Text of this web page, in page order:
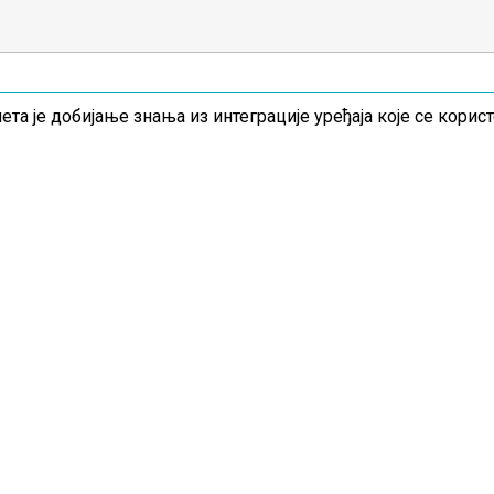
је добијање знања из интеграције уређаја које се